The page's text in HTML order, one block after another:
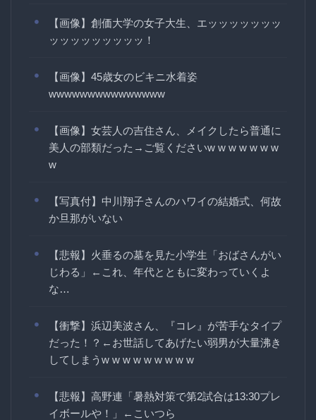
【画像】創価大学の女子大生、エッッッッッッッ
ッッッッッッッッッ！
【画像】45歳女のビキニ水着姿
wwwwwwwwwwwwwww
【画像】女芸人の吉住さん、メイクしたら普通に
美人の部類だった→ご覧くださいw w w w w w w
w
【写真付】中川翔子さんのハワイの結婚式、何故
か旦那がいない
【悲報】火垂るの墓を見た小学生「おばさんがい
じわる」←これ、年代とともに変わっていくよ
な…
【衝撃】浜辺美波さん、『コレ』が苦手なタイプ
だった！？←お世話してあげたい弱男が大量沸き
してしまうw w w w w w w w w
【悲報】高野連「暑熱対策で第2試合は13:30プレ
イボールや！」←こいつら